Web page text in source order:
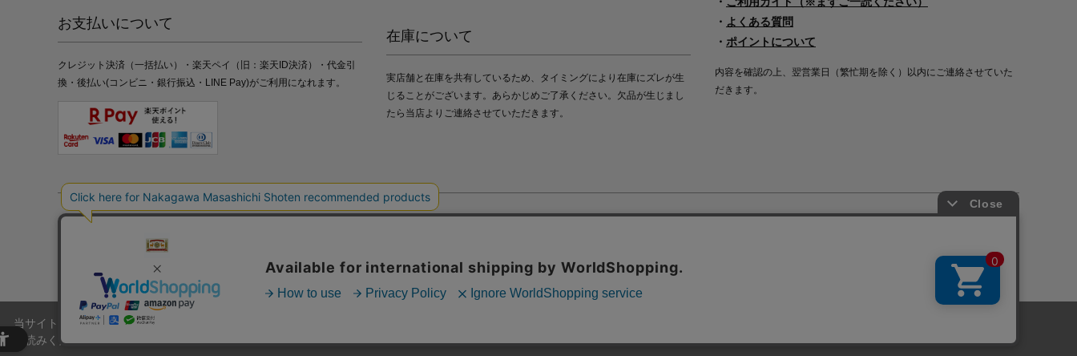
お支払いについて
クレジット決済（一括払い）・楽天ペイ（旧：楽天ID決済）・代金引
換・後払い(コンビニ・銀行振込・LINE Pay)がご利用になれます。
在庫について
実店舗と在庫を共有しているため、タイミングにより在庫にズレが生
じることがございます。あらかじめご了承ください。欠品が生じまし
たら当店よりご連絡させていただきます。
・ よくある質問
・ ポイントについて
内容を確認の上、翌営業日（繁忙期を除く）以内にご連絡させていた
だきます。
プライバシーポリシー
当サイトでは、当サイト内における閲覧履歴・属性情報などの取得および利便性向上のためにクッキー（Cookie）を使用いたします。詳細に関しては「
お読みください。